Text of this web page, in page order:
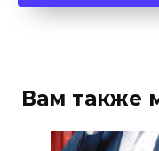
Вам также